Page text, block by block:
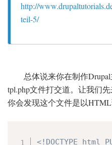
http://
teil-5/
总体说来你在制作
tpl.php文件打交道。让我们
你会发现这个文件是以HTML
<!DOCTYPE html